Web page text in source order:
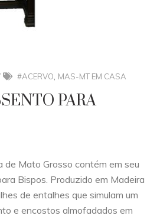
#ACERVO, MAS-MT EM CASA
PARA
de Mato Grosso contém em seu
Bispos. Produzido em Madeira
de entalhes que simulam um
e encostos almofadados em